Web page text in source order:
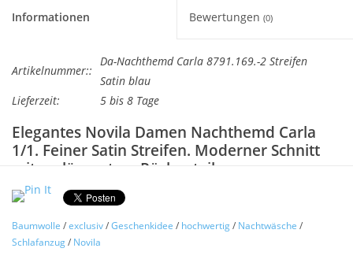
Informationen Bewertungen (0)
Artikelnummer::
Da-Nachthemd Carla 8791.169.-2 Streifen
Satin blau
Lieferzeit:
5 bis 8 Tage
Elegantes Novila Damen Nachthemd Carla
1/1. Feiner Satin Streifen. Moderner Schnitt
mit verlängertem Rückenteil.
mit langen Ärmeln und verlängertem Rückenteil. 1/1 Länge
Super feines Novila Damen Nachthemd aus sehr
Baumwolle /exclusiv/Geschenkidee / hochwertig/ Nachtwäsche /
Schlafanzug/ Novila